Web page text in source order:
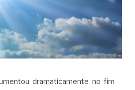
dramaticamente no fim